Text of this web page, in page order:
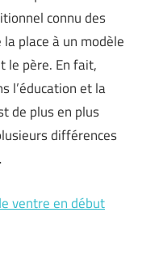
connu des
place à un modèle
le père. En fait,
l’éducation et la
de plus en plus
différences
ventre en début